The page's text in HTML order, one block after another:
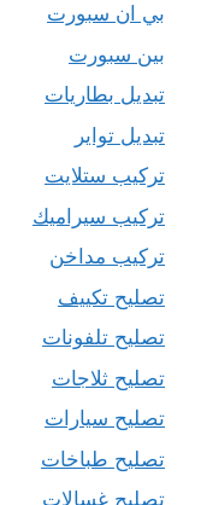
بي ان سبورت
بين سبورت
تبديل بطاريات
تبديل تواير
تركيب ستلايت
تركيب سيراميك
تركيب مداخن
تصليح تكييف
تصليح تلفونات
تصليح ثلاجات
تصليح سيارات
تصليح طباخات
تصليح غسالات